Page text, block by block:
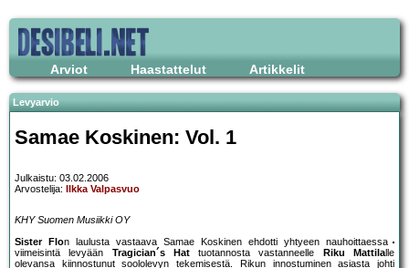
Arviot Haastattelut Artikkelit
Levyarvio
Samae Koskinen: Vol. 1
Julkaistu: 03.02.2006
Arvostelija:
Ilkka Valpasvuo
KHY Suomen Musiikki OY
Sister Flon laulusta vastaava Samae Koskinen ehdotti yhtyeen nauhoittaessa
viimeisintä levyään Tragician´s Hattuotannosta vastanneelle Riku Mattilalle
olevansa kiinnostunut soololevyn tekemisestä. Rikun innostuminen asiasta johti